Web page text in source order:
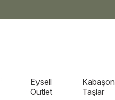
Eysell
Outlet
Kabaşon
Taşlar